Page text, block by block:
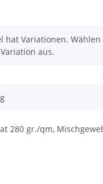
hat Variationen.
aus.
280 gr./qm,